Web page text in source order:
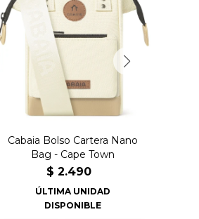
Cabaia Bolso Cartera Nano
Bag - Cape Town
$ 2.490
ÚLTIMA UNIDAD
DISPONIBLE